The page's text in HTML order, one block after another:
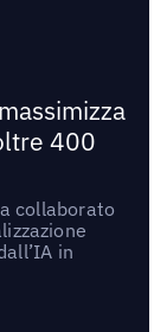
400
collaborato
in